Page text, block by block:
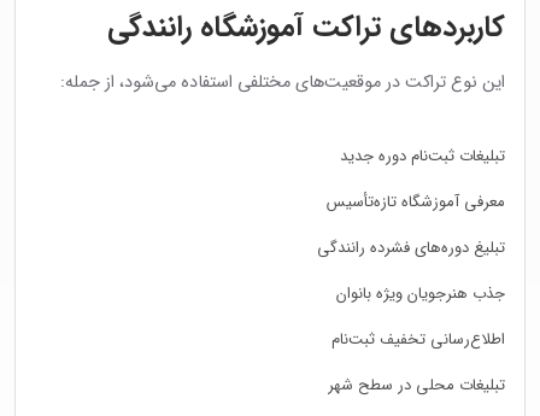
کاربردهای تراکت آموزشگاه رانندگی
این نوع تراکت در موقعیت‌های مختلفی استفاده می‌شود، از جمله:
تبلیغات ثبت‌نام دوره جدید
معرفی آموزشگاه تازه‌تأسیس
تبلیغ دوره‌های فشرده رانندگی
جذب هنرجویان ویژه بانوان
اطلاع‌رسانی تخفیف ثبت‌نام
تبلیغات محلی در سطح شهر